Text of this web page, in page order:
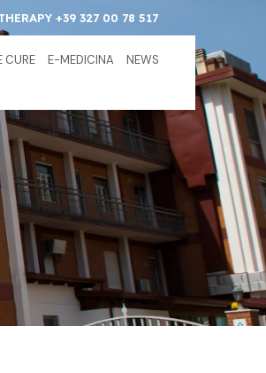
+39 327 00 78 517
CURE E-MEDICINA
NEWS